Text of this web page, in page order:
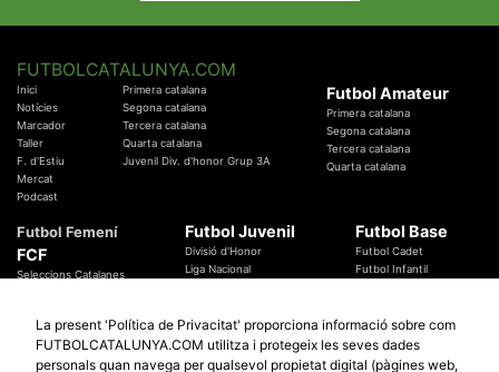
FUTBOLCATALUNYA.COM
Inici
Notícies
Marcador
Taller
F. d'Estiu
Mercat
Podcast
Primera catalana
Segona catalana
Tercera catalana
Quarta catalana
Juvenil Div. d'honor Grup 3A
Futbol Amateur
Primera catalana
Segona catalana
Tercera catalana
Quarta catalana
Futbol Femení
FCF
Seleccions Catalanes
Temes Federatius
Futbol Juvenil
Divisió d'Honor
Liga Nacional
Futbol Base
Futbol Cadet
Futbol Infantil
Futbol Catalunya Especials
La present 'Política de Privacitat' proporciona informació sobre com
FUTBOLCATALUNYA.COM utilitza i protegeix les seves dades
personals quan navega per qualsevol propietat digital (pàgines web,